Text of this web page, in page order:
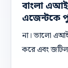
বাংলা
এজেন্টকে
না। ভালো এআই
করে এবং